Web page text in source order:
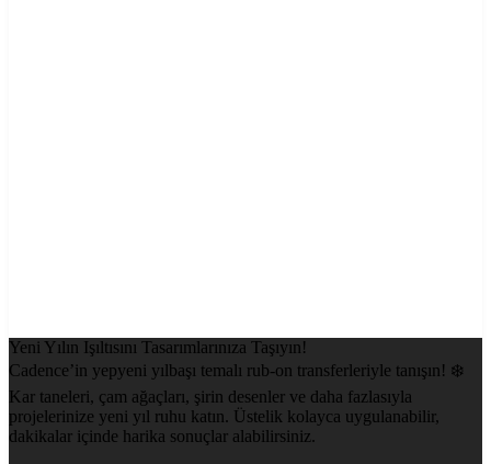
Yeni Yılın Işıltısını Tasarımlarınıza Taşıyın!
Cadence’in yepyeni yılbaşı temalı rub-on transferleriyle tanışın! ❄️
Kar taneleri, çam ağaçları, şirin desenler ve daha fazlasıyla
projelerinize yeni yıl ruhu katın. Üstelik kolayca uygulanabilir,
dakikalar içinde harika sonuçlar alabilirsiniz.